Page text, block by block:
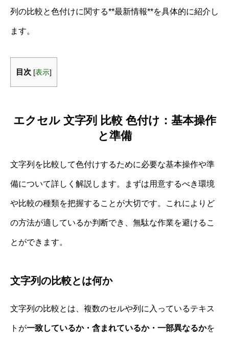
列の比較と色付けに関する**最新情報**を具体的に紹介し
ます。
目次 [表示]
エクセル 文字列 比較 色付け：基本操作
と準備
文字列を比較して色付けするために必要な基本操作や準
備について詳しく解説します。まずは用意するべき環境
や比較の種類を把握することが大切です。これによりど
の方法が適しているか判断でき、無駄な作業を避けるこ
とができます。
文字列の比較とは何か
文字列の比較とは、複数のセルや列に入っているテキス
トが一致しているか・含まれているか・一部異なるかを